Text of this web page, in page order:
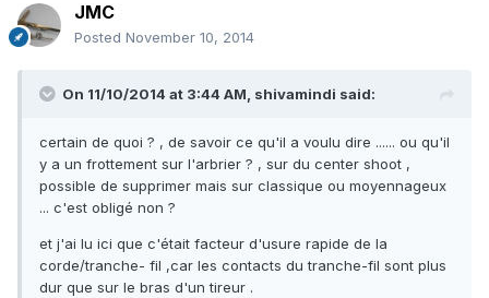
JMC
Posted November 10, 2014
On 11/10/2014 at 3:44 AM, shivamindi said:
certain de quoi ? , de savoir ce qu'il a voulu dire ...... ou qu'il
y a un frottement sur l'arbrier ? , sur du center shoot ,
possible de supprimer mais sur classique ou moyennageux
... c'est obligé non ?
et j'ai lu ici que c'était facteur d'usure rapide de la
corde/tranche- fil ,car les contacts du tranche-fil sont plus
dur que sur le bras d'un tireur .